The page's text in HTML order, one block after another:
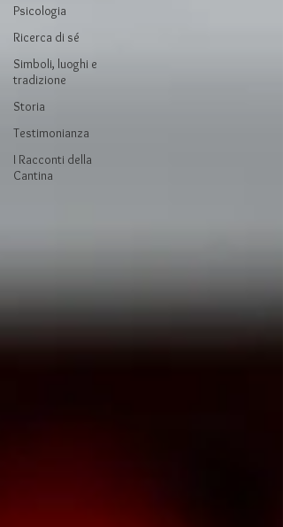
Psicologia
Ricerca di sé
Simboli, luoghi e
tradizione
Storia
Testimonianza
I Racconti della
Cantina